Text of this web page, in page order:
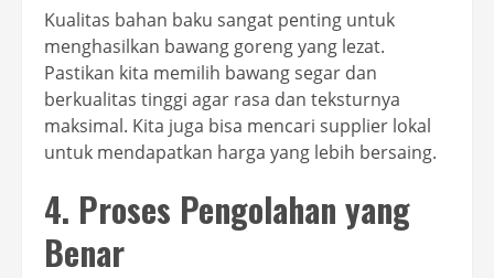
Kualitas bahan baku sangat penting untuk
menghasilkan bawang goreng yang lezat.
Pastikan kita memilih bawang segar dan
berkualitas tinggi agar rasa dan teksturnya
maksimal. Kita juga bisa mencari supplier lokal
untuk mendapatkan harga yang lebih bersaing.
4. Proses Pengolahan yang
Benar